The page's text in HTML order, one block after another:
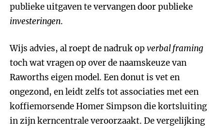
publieke uitgaven te vervangen door publieke
investeringen.
Wijs advies, al roept de nadruk op verbal framing
toch wat vragen op over de naamskeuze van
Raworths eigen model. Een donut is vet en
ongezond, en leidt zelfs tot associaties met een
koffiemorsende Homer Simpson die kortsluiting
in zijn kerncentrale veroorzaakt. De vergelijking